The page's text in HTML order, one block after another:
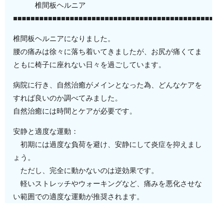
椎間板ヘルニア
■■■■■■■■■■■■■■■■■■■■■■■■■■■■■■■■■■■■■■■■■■■■■■
椎間板ヘルニアになりました。
腰の痛みは徐々に落ち着いてきましたが、お尻が痛くてま
ともに椅子に座れない日々を過ごしています。
病院に行き、自然治癒がメインとなった為、どんなケアを
すれば良いのか調べてみました。
自然治癒には時間とケアが必要です。
安静と適度な運動：
初期には過度な負荷を避け、安静にして炎症を抑えまし
ょう。
ただし、完全に動かないのは逆効果です。
軽いストレッチやウォーキングなど、痛みを悪化させな
い範囲での適度な運動が推奨されます。